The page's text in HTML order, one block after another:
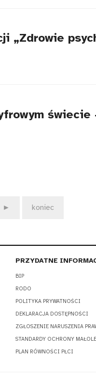
„Zdrowie
► koniec
PRZYDATNE
BIP
RODO
POLITYKA PRYWATNOŚCI
DEKLARACJA DOSTĘPNOŚCI
ZGŁOSZENIE NARUSZENIA
STANDARDY OCHRONY
PLAN RÓWNOŚCI PŁCI